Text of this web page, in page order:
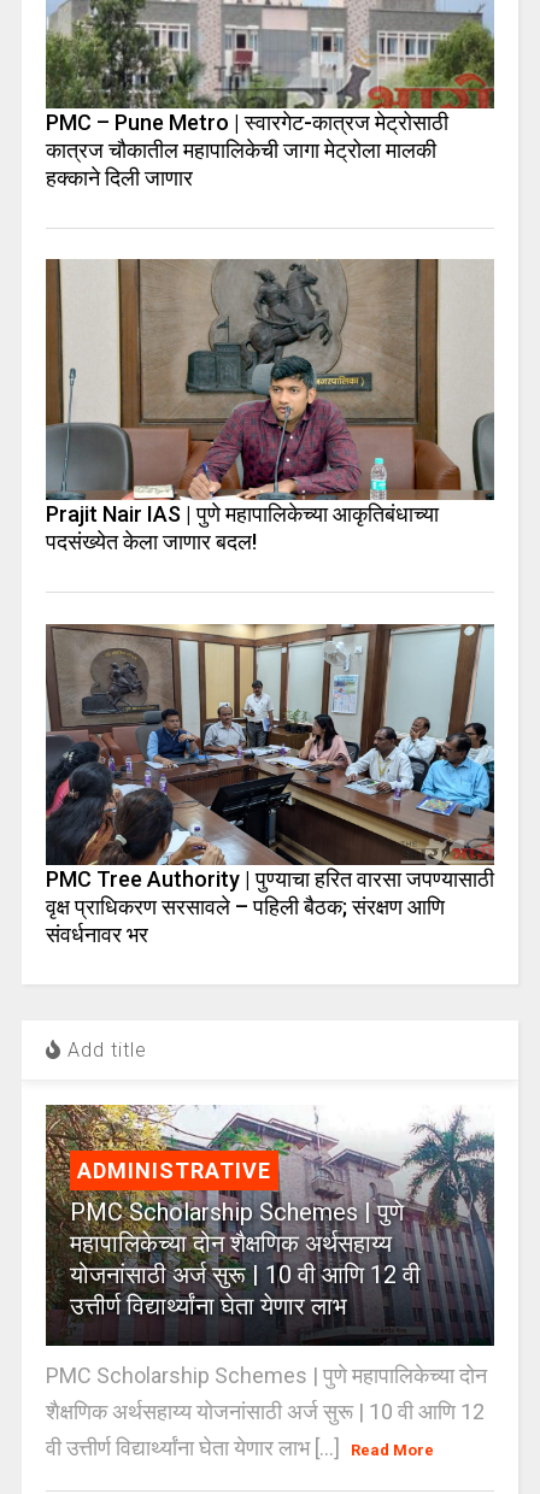
PMC – Pune Metro | स्वारगेट-कात्रज मेट्रोसाठी
कात्रज चौकातील महापालिकेची जागा मेट्रोला मालकी
हक्काने दिली जाणार
Prajit Nair IAS | पुणे महापालिकेच्या आकृतिबंधाच्या
पदसंख्येत केला जाणार बदल!
PMC Tree Authority | पुण्याचा हरित वारसा जपण्यासाठी
वृक्ष प्राधिकरण सरसावले – पहिली बैठक; संरक्षण आणि
संवर्धनावर भर
Add title
ADMINISTRATIVE
PMC Scholarship Schemes | पुणे
महापालिकेच्या दोन शैक्षणिक अर्थसहाय्य
योजनांसाठी अर्ज सुरू | 10 वी आणि 12 वी
उत्तीर्ण विद्यार्थ्यांना घेता येणार लाभ
PMC Scholarship Schemes | पुणे महापालिकेच्या दोन
शैक्षणिक अर्थसहाय्य योजनांसाठी अर्ज सुरू | 10 वी आणि 12
वी उत्तीर्ण विद्यार्थ्यांना घेता येणार लाभ [...]
Read More